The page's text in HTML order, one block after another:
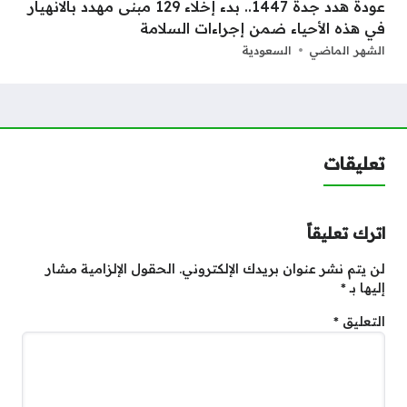
عودة هدد جدة 1447.. بدء إخلاء 129 مبنى مهدد بالانهيار
في هذه الأحياء ضمن إجراءات السلامة
الشهر الماضي السعودية
تعليقات
اترك تعليقاً
لن يتم نشر عنوان بريدك الإلكتروني. الحقول الإلزامية مشار
إليها بـ*
التعليق *